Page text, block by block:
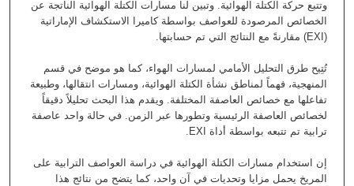
وتتبع حركة الكتلة الهوائية. وتبين لنا مسارات الكتلة الهوائية الناتجة عن
الخصائص المرصودة للعواصف بواسطة كاميرا الاستكشاف الإماراتية
(EXI) مقارنةً مع النتائج التي تم حسابتها.
تُتِيح طرق التحليل الأمامي لمسارات الهواء، كما هو موضح في قسم
المنهجية، فهماً لمناطق نشأة الكتلة الهوائية، ومسارات انتقالها، وطبيعة
تفاعلها مع خصائص العاصفة المختلفة. ويقدم هذا البحث تحليلاً دقيقاً
لخصائص العاصفة الرئيسية وتطورها عبر الزمن. في حالة واحد عاصفة
ترابية تم تتبعه بواسطة أداة EXI.
إن استخدام مسارات الكتلة الهوائية في دراسة العواصف الترابية على
المريخ يحمل مزايا وتحديات في آن واحد، كما يتضح من نتائج هذا